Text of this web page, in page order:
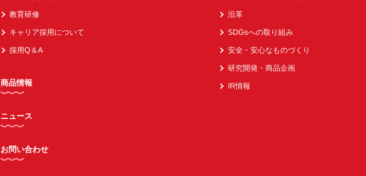
教育研修
キャリア採用について
採用Q＆A
商品情報
ニュース
お問い合わせ
沿革
SDGsへの取り組み
安全・安心なものづくり
研究開発・商品企画
IR情報